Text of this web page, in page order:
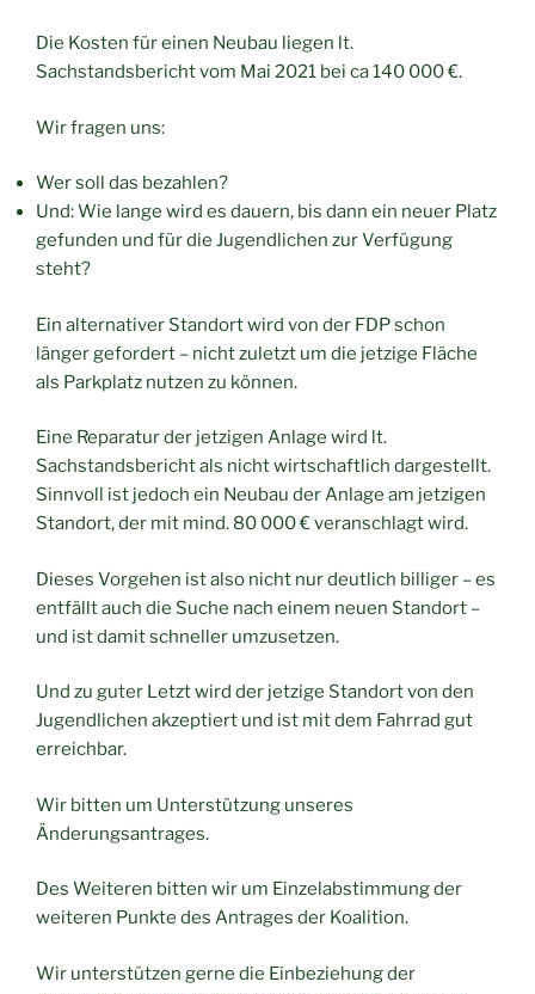
Die Kosten für einen Neubau liegen lt.
Sachstandsbericht vom Mai 2021 bei ca 140 000 €.
Wir fragen uns:
Wer soll das bezahlen?
Und: Wie lange wird es dauern, bis dann ein neuer Platz
gefunden und für die Jugendlichen zur Verfügung
steht?
Ein alternativer Standort wird von der FDP schon
länger gefordert – nicht zuletzt um die jetzige Fläche
als Parkplatz nutzen zu können.
Eine Reparatur der jetzigen Anlage wird lt.
Sachstandsbericht als nicht wirtschaftlich dargestellt.
Sinnvoll ist jedoch ein Neubau der Anlage am jetzigen
Standort, der mit mind. 80 000 € veranschlagt wird.
Dieses Vorgehen ist also nicht nur deutlich billiger – es
entfällt auch die Suche nach einem neuen Standort –
und ist damit schneller umzusetzen.
Und zu guter Letzt wird der jetzige Standort von den
Jugendlichen akzeptiert und ist mit dem Fahrrad gut
erreichbar.
Wir bitten um Unterstützung unseres
Änderungsantrages.
Des Weiteren bitten wir um Einzelabstimmung der
weiteren Punkte des Antrages der Koalition.
Wir unterstützen gerne die Einbeziehung der